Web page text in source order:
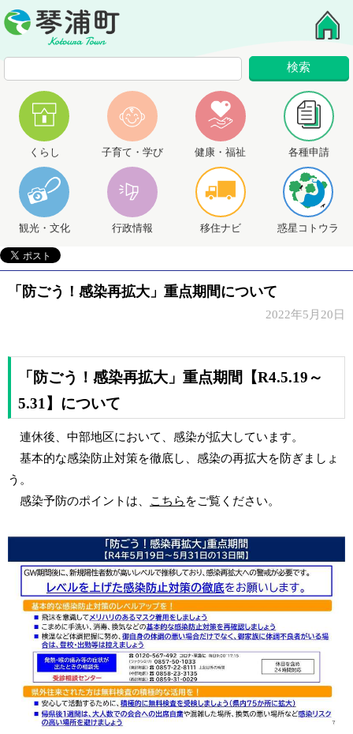
くらし 子育て・学び 健康・福祉 各種申請
観光・文化 行政情報 移住ナビ 惑星コトウラ
「防ごう！感染再拡大」重点期間について
2022年5月20日
「防ごう！感染再拡大」重点期間【R4.5.19～
5.31】について
連休後、中部地区において、感染が拡大しています。
基本的な感染防止対策を徹底し、感染の再拡大を防ぎましょ
う。
感染予防のポイントは、
こちら をご覧ください。